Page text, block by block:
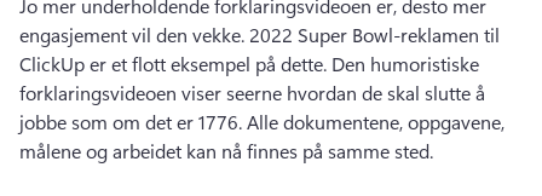
Jo mer underholdende forklaringsvideoen er, desto mer
engasjement vil den vekke. 2022 Super Bowl-reklamen til
ClickUp er et flott eksempel på dette. Den humoristiske
forklaringsvideoen viser seerne hvordan de skal slutte å
jobbe som om det er 1776. Alle dokumentene, oppgavene,
målene og arbeidet kan nå finnes på samme sted.